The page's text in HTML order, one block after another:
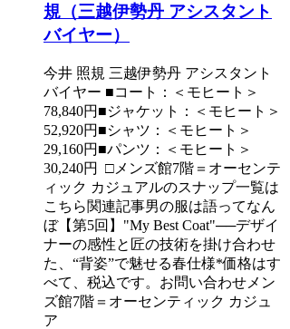
規（三越伊勢丹 アシスタント
バイヤー）
今井 照規 三越伊勢丹 アシスタント
バイヤー ■コート：＜モヒート＞
78,840円■ジャケット：＜モヒート＞
52,920円■シャツ：＜モヒート＞
29,160円■パンツ：＜モヒート＞
30,240円 □メンズ館7階＝オーセンテ
ィック カジュアルのスナップ一覧は
こちら関連記事男の服は語ってなん
ぼ【第5回】"My Best Coat"──デザイ
ナーの感性と匠の技術を掛け合わせ
た、“背姿”で魅せる春仕様*価格はす
べて、税込です。お問い合わせメン
ズ館7階＝オーセンティック カジュ
ア